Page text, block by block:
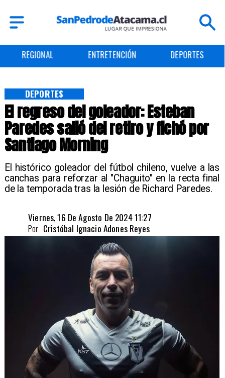
REGIONAL ENTRETENCIÓN DEPORTES
El regreso del goleador: Esteban
Paredes salió del retiro y fichó por
Santiago Morning
​El histórico goleador del fútbol chileno, vuelve a las
canchas para reforzar al "Chaguito" en la recta final
de la temporada tras la lesión de Richard Paredes.
DEPORTES
Viernes, 16 De Agosto De 2024 11:27
Cristóbal Ignacio Adones Reyes
Por